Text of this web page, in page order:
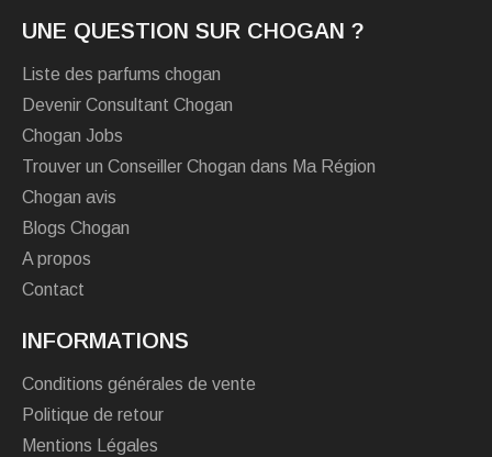
UNE QUESTION SUR CHOGAN ?
Liste des parfums chogan
Devenir Consultant Chogan
Chogan Jobs
Trouver un Conseiller Chogan dans Ma Région
Chogan avis
Blogs Chogan
A propos
Contact
INFORMATIONS
Conditions générales de vente
Politique de retour
Mentions Légales